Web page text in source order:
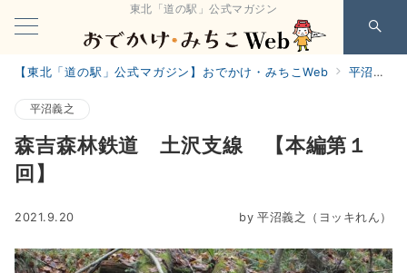
東北「道の駅」公式マガジン
【東北「道の駅」公式マガジン】おでかけ・みちこWeb 平沼義之
平沼義之
森吉森林鉄道 土沢支線 【本編第１
回】
2021.9.20 by 平沼義之（ヨッキれん）